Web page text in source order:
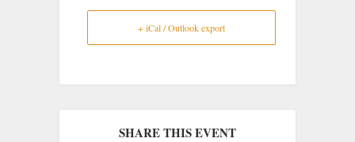
+ iCal / Outlook export
SHARE THIS EVENT